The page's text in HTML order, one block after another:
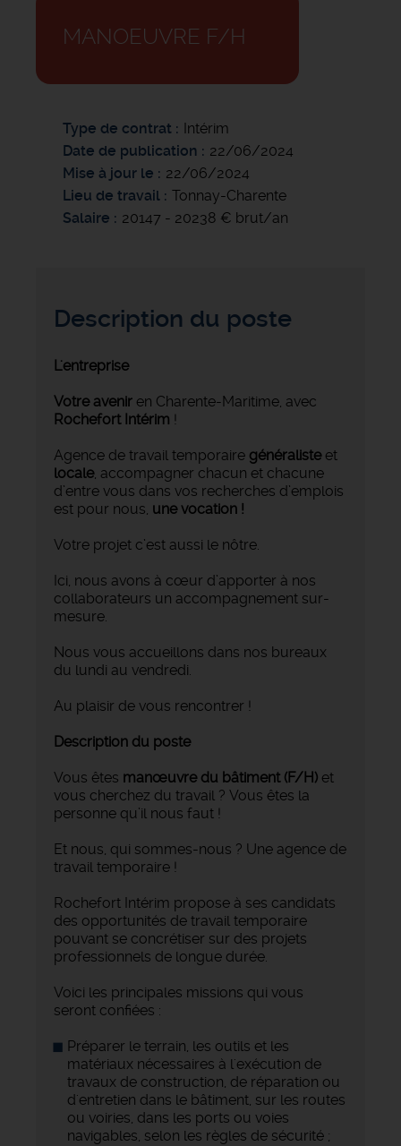
MANOEUVRE F/H
Type de contrat
Intérim
Date de publication
22/06/2024
Mise à jour le
22/06/2024
Lieu de travail
Tonnay-Charente
Salaire
20147 - 20238 € brut/an
Description du poste
L'entreprise
Votre avenir en Charente-Maritime, avec
Rochefort Intérim !
Agence de travail temporaire généralisteet
locale, accompagner chacun et chacune
d’entre vous dans vos recherches d’emplois
est pour nous, une vocation !
Votre projet c’est aussi le nôtre.
Ici, nous avons à cœur d’apporter à nos
collaborateurs un accompagnement sur-
mesure.
Nous vous accueillons dans nos bureaux
du lundi au vendredi.
Au plaisir de vous rencontrer !
Description du poste
Vous êtes manœuvre du bâtiment (F/H) et
vous cherchez du travail ? Vous êtes la
personne qu’il nous faut !
Et nous, qui sommes-nous ? Une agence de
travail temporaire !
Rochefort Intérim propose à ses candidats
des opportunités de travail temporaire
pouvant se concrétiser sur des projets
professionnels de longue durée.
Voici les principales missions qui vous
seront confiées :
Préparer le terrain, les outils et les
matériaux nécessaires à l'exécution de
travaux de construction, de réparation ou
d'entretien dans le bâtiment, sur les routes
ou voiries, dans les ports ou voies
navigables, selon les règles de sécurité ;